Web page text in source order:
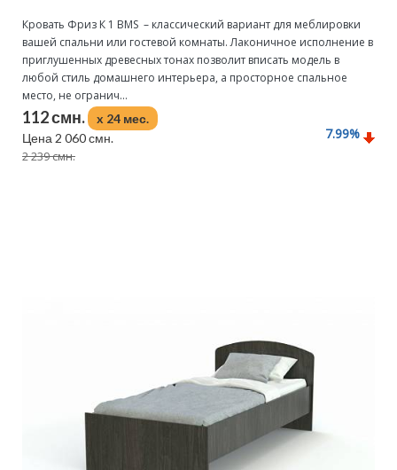
Кровать Фриз К 1 BMS – классический вариант для меблировки
вашей спальни или гостевой комнаты. Лаконичное исполнение в
приглушенных древесных тонах позволит вписать модель в
любой стиль домашнего интерьера, а просторное спальное
место, не огранич...
112 смн.
x 24 мес.
Цена 2 060 смн.
2 239 смн.
7.99%